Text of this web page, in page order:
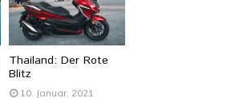
Thailand: Der Rote
Blitz
10. Januar, 2021